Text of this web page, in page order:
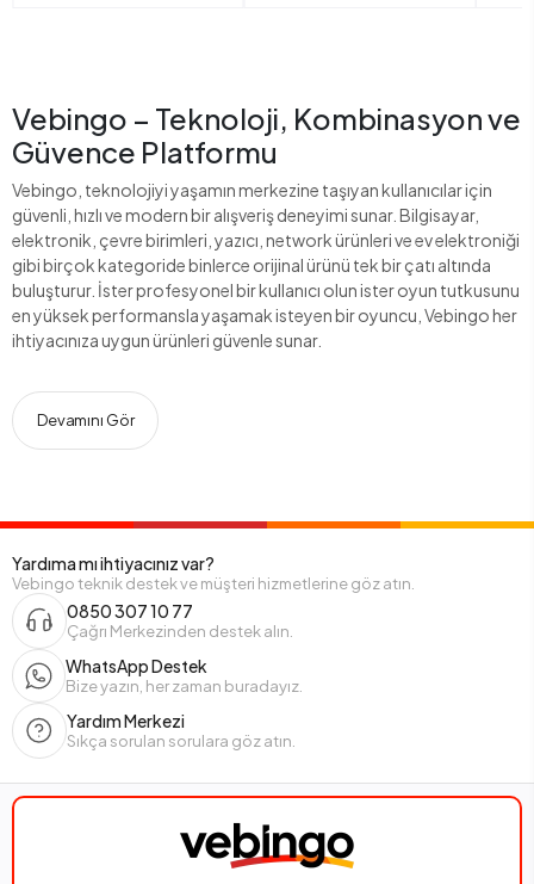
Vebingo – Teknoloji, Kombinasyon ve
Güvence Platformu
Vebingo, teknolojiyi yaşamın merkezine taşıyan kullanıcılar için
güvenli, hızlı ve modern bir alışveriş deneyimi sunar. Bilgisayar,
elektronik, çevre birimleri, yazıcı, network ürünleri ve ev elektroniği
gibi birçok kategoride binlerce orijinal ürünü tek bir çatı altında
buluşturur. İster profesyonel bir kullanıcı olun ister oyun tutkusunu
en yüksek performansla yaşamak isteyen bir oyuncu, Vebingo her
ihtiyacınıza uygun ürünleri güvenle sunar.
Devamını Gör
Yardıma mı ihtiyacınız var?
Vebingo teknik destek ve müşteri hizmetlerine göz atın.
0850 307 10 77
Çağrı Merkezinden destek alın.
WhatsApp Destek
Bize yazın, her zaman buradayız.
Yardım Merkezi
Sıkça sorulan sorulara göz atın.